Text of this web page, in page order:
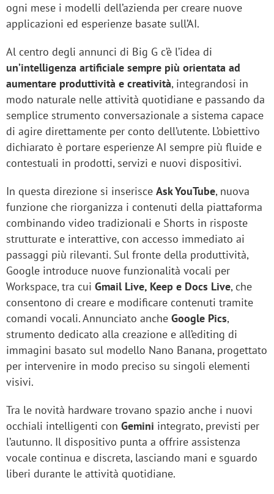
ogni mese i modelli dell’azienda per creare nuove
applicazioni ed esperienze basate sull’AI.
Al centro degli annunci di Big G c’è l’idea di
un’intelligenza artificiale sempre più orientata ad
aumentare produttività e creatività, integrandosi in
modo naturale nelle attività quotidiane e passando da
semplice strumento conversazionale a sistema capace
di agire direttamente per conto dell’utente. L’obiettivo
dichiarato è portare esperienze AI sempre più fluide e
contestuali in prodotti, servizi e nuovi dispositivi.
In questa direzione si inserisce Ask YouTube, nuova
funzione che riorganizza i contenuti della piattaforma
combinando video tradizionali e Shorts in risposte
strutturate e interattive, con accesso immediato ai
passaggi più rilevanti. Sul fronte della produttività,
Google introduce nuove funzionalità vocali per
Workspace, tra cui Gmail Live, Keep e Docs Live, che
consentono di creare e modificare contenuti tramite
comandi vocali. Annunciato anche Google Pics,
strumento dedicato alla creazione e all’editing di
immagini basato sul modello Nano Banana, progettato
per intervenire in modo preciso su singoli elementi
visivi.
Tra le novità hardware trovano spazio anche i nuovi
occhiali intelligenti con Gemini integrato, previsti per
l’autunno. Il dispositivo punta a offrire assistenza
vocale continua e discreta, lasciando mani e sguardo
liberi durante le attività quotidiane.